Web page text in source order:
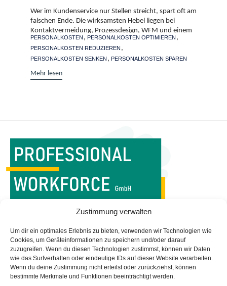
Zustimmung verwalten
Um dir ein optimales Erlebnis zu bieten, verwenden wir Technologien wie
Cookies, um Geräteinformationen zu speichern und/oder darauf
zuzugreifen. Wenn du diesen Technologien zustimmst, können wir Daten
wie das Surfverhalten oder eindeutige IDs auf dieser Website verarbeiten.
Wenn du deine Zustimmung nicht erteilst oder zurückziehst, können
bestimmte Merkmale und Funktionen beeinträchtigt werden.
Wer im Kundenservice nur Stellen streicht, spart oft am
falschen Ende. Die wirksamsten Hebel liegen bei
Kontaktvermeidung, Prozessdesign, WFM und einem
nüchternen Umgang mit KI-bedingter Überkapazität.
Tags
PERSONALKOSTEN , PERSONALKOSTEN OPTIMIEREN ,
PERSONALKOSTEN REDUZIEREN ,
PERSONALKOSTEN SENKEN , PERSONALKOSTEN SPAREN
Mehr lesen
WORKFORCE MANAGEMENT
Startseite
Managed Services
Leistungen
Portfolio
Impressum
Datenschutz
Newsletter